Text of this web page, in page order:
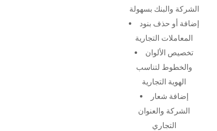
الشركة والبنك بسهولة
إضافة أو حذف بنود
المعاملات التجارية
تخصيص الألوان
والخطوط لتناسب
الهوية التجارية
إضافة شعار
الشركة والعنوان
التجاري